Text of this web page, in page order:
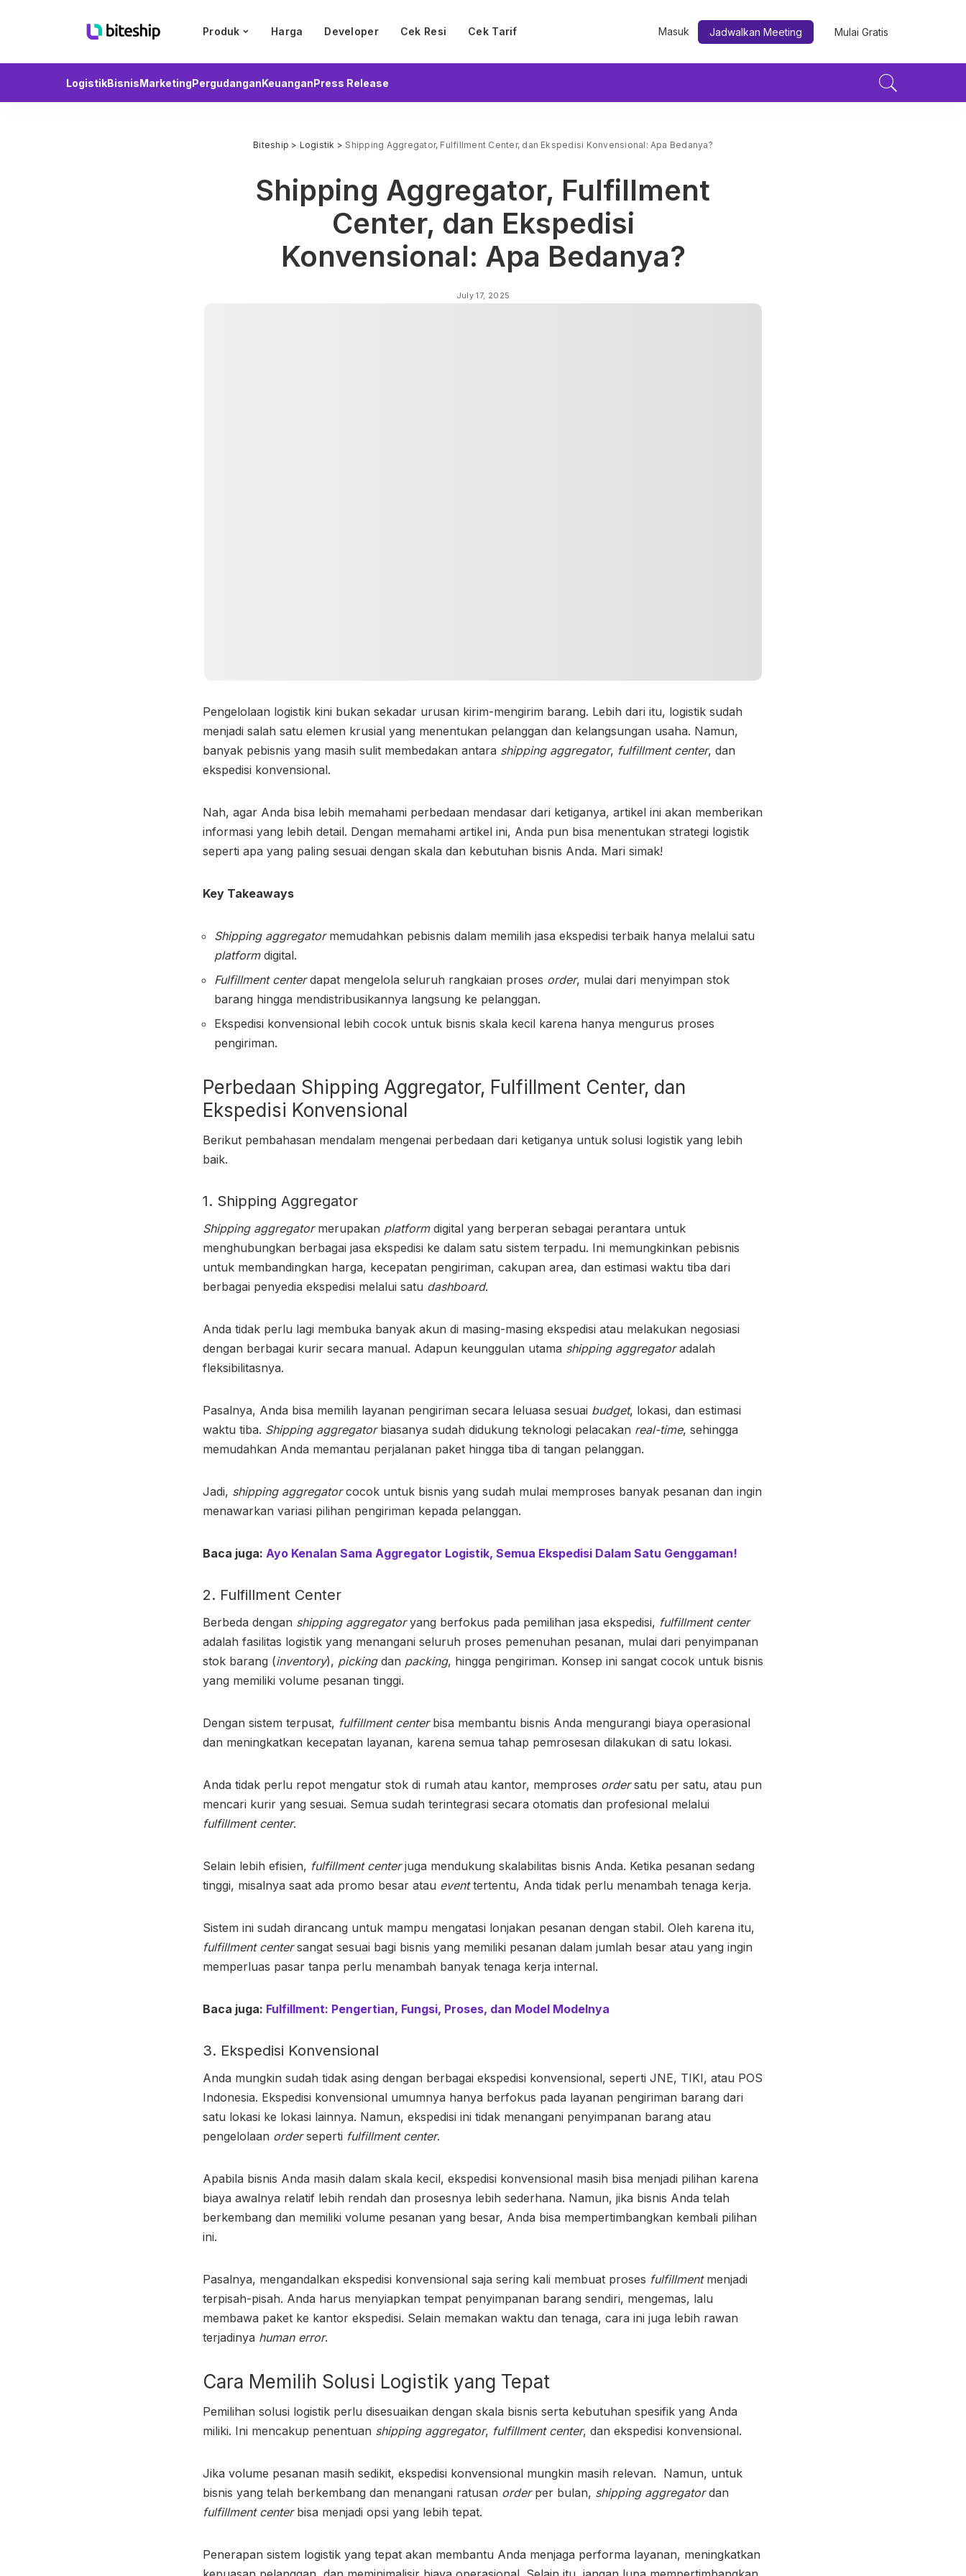
Produk Harga Developer Cek Resi Cek Tarif Masuk Jadwalkan Meeting Mulai Gratis
LogistikBisnisMarketingPergudanganKeuanganPress Release
Biteship > Logistik > Shipping Aggregator, Fulfillment Center, dan Ekspedisi Konvensional: Apa Bedanya?
Shipping Aggregator, Fulfillment
Center, dan Ekspedisi
Konvensional: Apa Bedanya?
July 17, 2025
Pengelolaan logistik kini bukan sekadar urusan kirim-mengirim barang. Lebih dari itu, logistik sudah
menjadi salah satu elemen krusial yang menentukan pelanggan dan kelangsungan usaha. Namun,
banyak pebisnis yang masih sulit membedakan antara shipping aggregator, fulfillment center, dan
ekspedisi konvensional.
Nah, agar Anda bisa lebih memahami perbedaan mendasar dari ketiganya, artikel ini akan memberikan
informasi yang lebih detail. Dengan memahami artikel ini, Anda pun bisa menentukan strategi logistik
seperti apa yang paling sesuai dengan skala dan kebutuhan bisnis Anda. Mari simak!
Key Takeaways
Shipping aggregatormemudahkan pebisnis dalam memilih jasa ekspedisi terbaik hanya melalui satu
platform digital.
Fulfillment centerdapat mengelola seluruh rangkaian proses order, mulai dari menyimpan stok
barang hingga mendistribusikannya langsung ke pelanggan.
Ekspedisi konvensional lebih cocok untuk bisnis skala kecil karena hanya mengurus proses
pengiriman.
Perbedaan Shipping Aggregator, Fulfillment Center, dan
Ekspedisi Konvensional
Berikut pembahasan mendalam mengenai perbedaan dari ketiganya untuk solusi logistik yang lebih
baik.
1. Shipping Aggregator
Shipping aggregatormerupakan platform digital yang berperan sebagai perantara untuk
menghubungkan berbagai jasa ekspedisi ke dalam satu sistem terpadu. Ini memungkinkan pebisnis
untuk membandingkan harga, kecepatan pengiriman, cakupan area, dan estimasi waktu tiba dari
berbagai penyedia ekspedisi melalui satu dashboard.
Anda tidak perlu lagi membuka banyak akun di masing-masing ekspedisi atau melakukan negosiasi
dengan berbagai kurir secara manual. Adapun keunggulan utama shipping aggregatoradalah
fleksibilitasnya.
Pasalnya, Anda bisa memilih layanan pengiriman secara leluasa sesuai budget, lokasi, dan estimasi
waktu tiba. Shipping aggregatorbiasanya sudah didukung teknologi pelacakan real-time, sehingga
memudahkan Anda memantau perjalanan paket hingga tiba di tangan pelanggan.
Jadi, shipping aggregatorcocok untuk bisnis yang sudah mulai memproses banyak pesanan dan ingin
menawarkan variasi pilihan pengiriman kepada pelanggan.
Baca juga: Ayo Kenalan Sama Aggregator Logistik, Semua Ekspedisi Dalam Satu Genggaman!
2. Fulfillment Center
Berbeda dengan shipping aggregatoryang berfokus pada pemilihan jasa ekspedisi, fulfillment center
adalah fasilitas logistik yang menangani seluruh proses pemenuhan pesanan, mulai dari penyimpanan
stok barang (inventory), pickingdan packing, hingga pengiriman. Konsep ini sangat cocok untuk bisnis
yang memiliki volume pesanan tinggi.
Dengan sistem terpusat, fulfillment centerbisa membantu bisnis Anda mengurangi biaya operasional
dan meningkatkan kecepatan layanan, karena semua tahap pemrosesan dilakukan di satu lokasi.
Anda tidak perlu repot mengatur stok di rumah atau kantor, memproses ordersatu per satu, atau pun
mencari kurir yang sesuai. Semua sudah terintegrasi secara otomatis dan profesional melalui
fulfillment center.
Selain lebih efisien, fulfillment centerjuga mendukung skalabilitas bisnis Anda. Ketika pesanan sedang
tinggi, misalnya saat ada promo besar atau eventtertentu, Anda tidak perlu menambah tenaga kerja.
Sistem ini sudah dirancang untuk mampu mengatasi lonjakan pesanan dengan stabil. Oleh karena itu,
fulfillment centersangat sesuai bagi bisnis yang memiliki pesanan dalam jumlah besar atau yang ingin
memperluas pasar tanpa perlu menambah banyak tenaga kerja internal.
Baca juga: Fulfillment: Pengertian, Fungsi, Proses, dan Model Modelnya
3. Ekspedisi Konvensional
Anda mungkin sudah tidak asing dengan berbagai ekspedisi konvensional, seperti JNE, TIKI, atau POS
Indonesia. Ekspedisi konvensional umumnya hanya berfokus pada layanan pengiriman barang dari
satu lokasi ke lokasi lainnya. Namun, ekspedisi ini tidak menangani penyimpanan barang atau
pengelolaan orderseperti fulfillment center.
Apabila bisnis Anda masih dalam skala kecil, ekspedisi konvensional masih bisa menjadi pilihan karena
biaya awalnya relatif lebih rendah dan prosesnya lebih sederhana. Namun, jika bisnis Anda telah
berkembang dan memiliki volume pesanan yang besar, Anda bisa mempertimbangkan kembali pilihan
ini.
Pasalnya, mengandalkan ekspedisi konvensional saja sering kali membuat proses fulfillment menjadi
terpisah-pisah. Anda harus menyiapkan tempat penyimpanan barang sendiri, mengemas, lalu
membawa paket ke kantor ekspedisi. Selain memakan waktu dan tenaga, cara ini juga lebih rawan
terjadinya human error.
Cara Memilih Solusi Logistik yang Tepat
Pemilihan solusi logistik perlu disesuaikan dengan skala bisnis serta kebutuhan spesifik yang Anda
miliki. Ini mencakup penentuan shipping aggregator, fulfillment center, dan ekspedisi konvensional.
Jika volume pesanan masih sedikit, ekspedisi konvensional mungkin masih relevan. Namun, untuk
bisnis yang telah berkembang dan menangani ratusan order per bulan, shipping aggregatordan
fulfillment center bisa menjadi opsi yang lebih tepat.
Penerapan sistem logistik yang tepat akan membantu Anda menjaga performa layanan, meningkatkan